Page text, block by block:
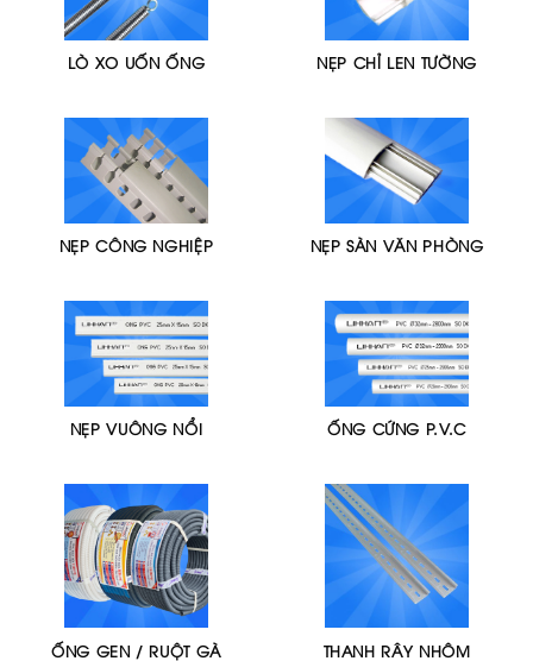
LÒ XO UỐN ỐNG NẸP CHỈ LEN TƯỜNG
NẸP CÔNG NGHIỆP NẸP SÀN VĂN PHÒNG
NẸP VUÔNG NỔI ỐNG CỨNG P.V.C
ỐNG GEN / RUỘT GÀ THANH RÂY NHÔM